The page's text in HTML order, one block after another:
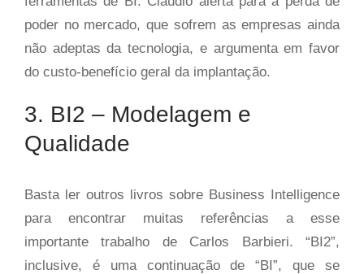
poder no mercado, que sofrem as empresas ainda
não adeptas da tecnologia, e argumenta em favor
do custo-benefício geral da implantação.
3. BI2 – Modelagem e
Qualidade
Basta ler outros livros sobre Business Intelligence
para encontrar muitas referências a esse
importante trabalho de Carlos Barbieri. “BI2”,
inclusive, é uma continuação de “BI”, que se